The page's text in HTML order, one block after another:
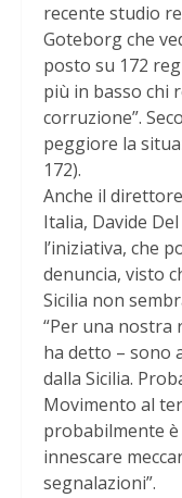
recente studio
Goteborg che
posto su 172
più in basso chi
corruzione”.
peggiore la
172).
Anche il
Italia, Davide
l’iniziativa, che
denuncia, visto
Sicilia non
“Per una nostra
ha detto – sono
dalla Sicilia.
Movimento al
probabilmente
innescare
segnalazioni”.